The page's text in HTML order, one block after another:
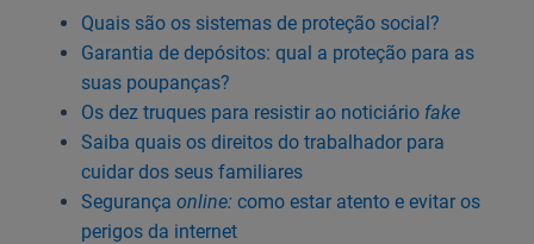
Quais são os sistemas de proteção social?
Garantia de depósitos: qual a proteção para as
suas poupanças?
Os dez truques para resistir ao noticiário fake
Saiba quais os direitos do trabalhador para
cuidar dos seus familiares
Segurança online: como estar atento e evitar os
perigos da internet